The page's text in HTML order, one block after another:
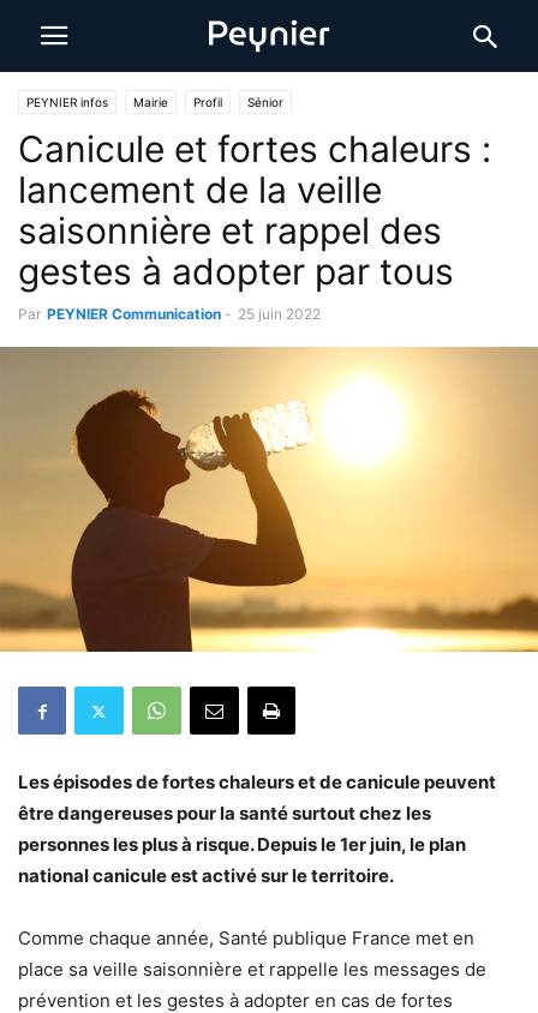
PEYNIER infos Mairie Profil Sénior
Canicule et fortes chaleurs :
lancement de la veille
saisonnière et rappel des
gestes à adopter par tous
Par PEYNIER Communication - 25 juin 2022
Les épisodes de fortes chaleurs et de canicule peuvent
être dangereuses pour la santé surtout chez les
personnes les plus à risque. Depuis le 1er juin, le plan
national canicule est activé sur le territoire.
Comme chaque année, Santé publique France met en
place sa veille saisonnière et rappelle les messages de
prévention et les gestes à adopter en cas de fortes